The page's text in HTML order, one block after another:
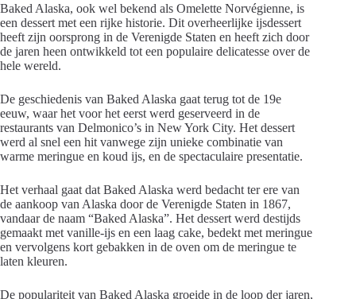
Baked Alaska, ook wel bekend als Omelette Norvégienne, is
een dessert met een rijke historie. Dit overheerlijke ijsdessert
heeft zijn oorsprong in de Verenigde Staten en heeft zich door
de jaren heen ontwikkeld tot een populaire delicatesse over de
hele wereld.
De geschiedenis van Baked Alaska gaat terug tot de 19e
eeuw, waar het voor het eerst werd geserveerd in de
restaurants van Delmonico’s in New York City. Het dessert
werd al snel een hit vanwege zijn unieke combinatie van
warme meringue en koud ijs, en de spectaculaire presentatie.
Het verhaal gaat dat Baked Alaska werd bedacht ter ere van
de aankoop van Alaska door de Verenigde Staten in 1867,
vandaar de naam “Baked Alaska”. Het dessert werd destijds
gemaakt met vanille-ijs en een laag cake, bedekt met meringue
en vervolgens kort gebakken in de oven om de meringue te
laten kleuren.
De populariteit van Baked Alaska groeide in de loop der jaren,